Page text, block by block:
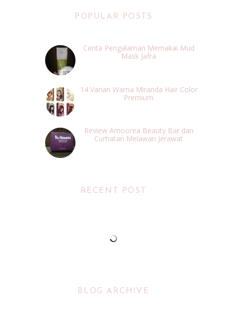
POPULAR POSTS
Cerita Pengalaman Memakai Mud
Mask Jafra
14 Varian Warna Miranda Hair Color
Premium
Review Amoorea Beauty Bar dan
Curhatan Melawan Jerawat
RECENT POST
BLOG ARCHIVE